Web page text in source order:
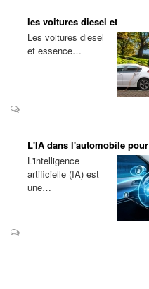
les voitures diesel et
Les voitures diesel
et essence…
L'IA dans l'automobile pour
L'intelligence
artificielle (IA) est
une…